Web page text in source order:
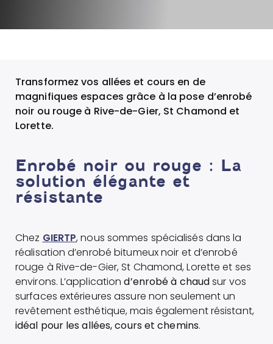
Transformez vos allées et cours en de
magnifiques espaces grâce à la pose d’enrobé
noir ou rouge à Rive-de-Gier, St Chamond et
Lorette.
Enrobé noir ou rouge : La
solution élégante et
résistante
Chez GIERTP, nous sommes spécialisés dans la
réalisation d’enrobé bitumeux noir et d’enrobé
rouge à Rive-de-Gier, St Chamond, Lorette et ses
environs. L’applicationd’enrobé à chaudsur vos
surfaces extérieures assure non seulement un
revêtement esthétique, mais également résistant,
idéal pour les allées, cours et chemins.